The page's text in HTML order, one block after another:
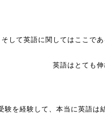
そして英語に関してはここで
英語はとても伸
験を経験して、本当に英語は